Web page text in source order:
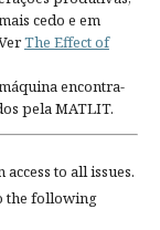
cedo e em
The Effect of
encontra-
pela MATLIT.
to all issues.
the following